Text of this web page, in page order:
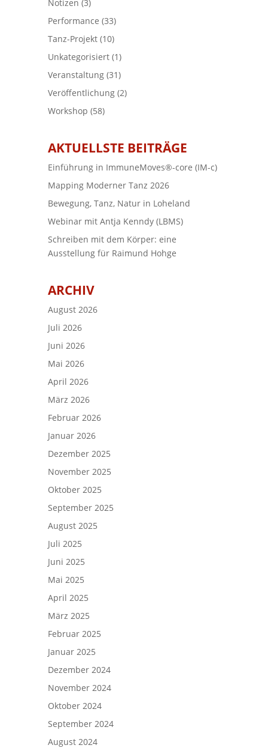
Notizen (3)
Performance (33)
Tanz-Projekt (10)
Unkategorisiert (1)
Veranstaltung (31)
Veröffentlichung (2)
Workshop (58)
AKTUELLSTE BEITRÄGE
Einführung in ImmuneMoves®-core (IM-c)
Mapping Moderner Tanz 2026
Bewegung, Tanz, Natur in Loheland
Webinar mit Antja Kenndy (LBMS)
Schreiben mit dem Körper: eine
Ausstellung für Raimund Hohge
ARCHIV
August 2026
Juli 2026
Juni 2026
Mai 2026
April 2026
März 2026
Februar 2026
Januar 2026
Dezember 2025
November 2025
Oktober 2025
September 2025
August 2025
Juli 2025
Juni 2025
Mai 2025
April 2025
März 2025
Februar 2025
Januar 2025
Dezember 2024
November 2024
Oktober 2024
September 2024
August 2024